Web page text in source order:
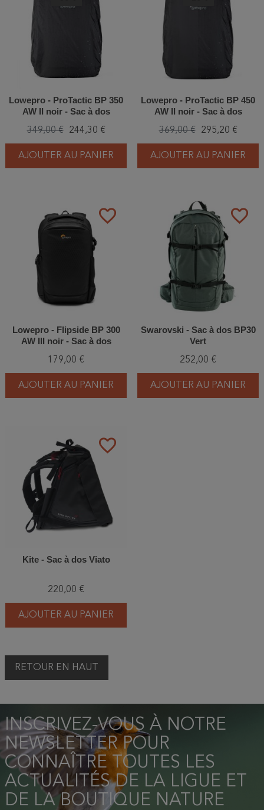
Lowepro - ProTactic BP 350
AW II noir - Sac à dos
349,00 € 244,30 €
AJOUTER AU PANIER
Lowepro - ProTactic BP 450
AW II noir - Sac à dos
369,00 € 295,20 €
AJOUTER AU PANIER
favorite_border
Lowepro - Flipside BP 300
AW III noir - Sac à dos
179,00 €
AJOUTER AU PANIER
favorite_border
Swarovski - Sac à dos BP30
Vert
252,00 €
AJOUTER AU PANIER
favorite_border
Kite - Sac à dos Viato
220,00 €
AJOUTER AU PANIER
RETOUR EN HAUT
INSCRIVEZ-VOUS À NOTRE
NEWSLETTER POUR
CONNAÎTRE TOUTES LES
ACTUALITÉS DE LA LIGUE ET
DE LA BOUTIQUE NATURE